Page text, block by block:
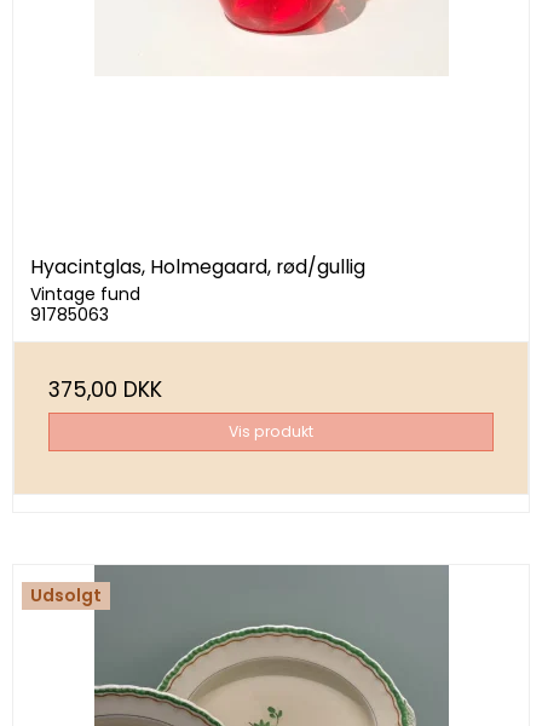
Hyacintglas, Holmegaard, rød/gullig
Vintage fund
91785063
375,00 DKK
Vis produkt
Udsolgt